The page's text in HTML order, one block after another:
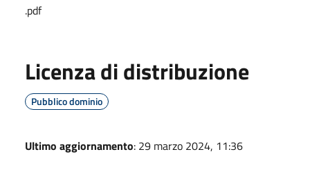
.pdf
Licenza di distribuzione
Pubblico dominio
Ultimo aggiornamento: 29 marzo 2024, 11:36